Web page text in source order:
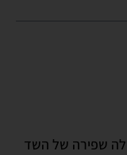
שפירה של השד